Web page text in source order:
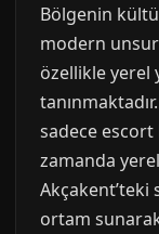
Bölgenin
modern
özellikle yerel
sadece escort
zamanda
Akçakent’teki
ortam